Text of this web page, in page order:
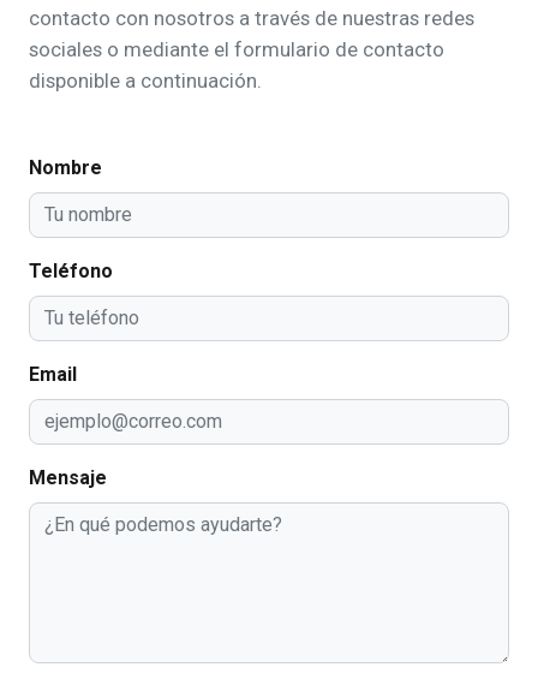
contacto con nosotros a través de nuestras redes
sociales o mediante el formulario de contacto
disponible a continuación.
Nombre
Teléfono
Email
Mensaje